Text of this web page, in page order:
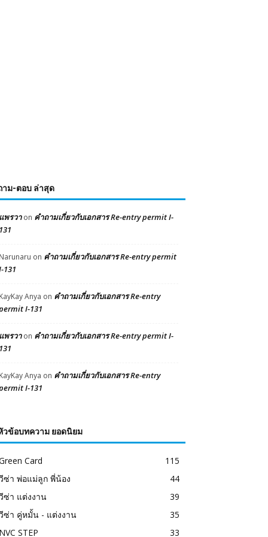
าม-ตอบ ล่าสุด
แพรวาon คำถามเกี่ยวกับเอกสาร Re-entry permit I-
131
Narunaru on คำถามเกี่ยวกับเอกสาร Re-entry permit
131
KayKay Anya on คำถามเกี่ยวกับเอกสาร Re-entry
I-131
แพรวาon คำถามเกี่ยวกับเอกสาร Re-entry permit I-
131
KayKay Anya on คำถามเกี่ยวกับเอกสาร Re-entry
I-131
วข้อบทความ ยอดนิยม
Card
115
ซ่า พ่อแม่ลูก พี่น้อง
44
ซ่า แต่งงาน
39
ซ่า คู่หมั้น - แต่งงาน
35
NVC STEP
33